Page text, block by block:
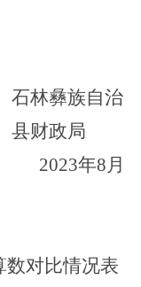
石林彝族自治
县财政局
2023年8月
数对比情况表